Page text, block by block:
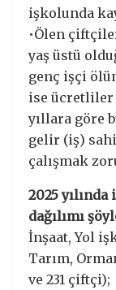
işkolunda
•Ölen
yaş üstü
genç işçi
ise ücretliler
yıllara göre
gelir (iş)
çalışmak
2025
dağılımı
İnşaat, Yol
Tarım,
ve 231 çiftçi);